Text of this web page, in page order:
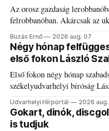
Az orosz gazdaság
felrobbanóban. Akárcsak az
elégedetlen vezetőivel.
Buzás Ernő 2026 aug. 07
Négy hónap
első fokon László
Első fokon négy hónap
székelyudvarhelyi bíróság
Udvarhelyi Hírportál 2026
Gokart, dinók,
is tudjuk